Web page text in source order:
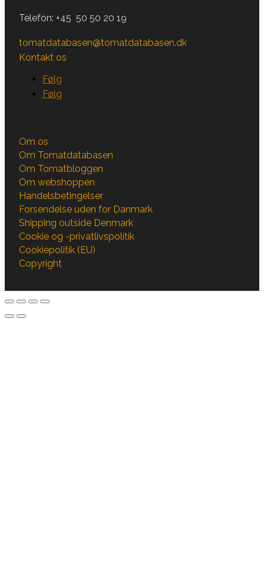
Telefon: +45 50 50 20 19
tomatdatabasen@tomatdatabasen.dk
Kontakt os
Følg
Følg
Om os
Om Tomatdatabasen
Om Tomatbloggen
Om webshoppen
Handelsbetingelser
Forsendelse uden for Danmark
Shipping outside Denmark
Cookie og -privatlivspolitik
Cookiepolitik (EU)
Copyright